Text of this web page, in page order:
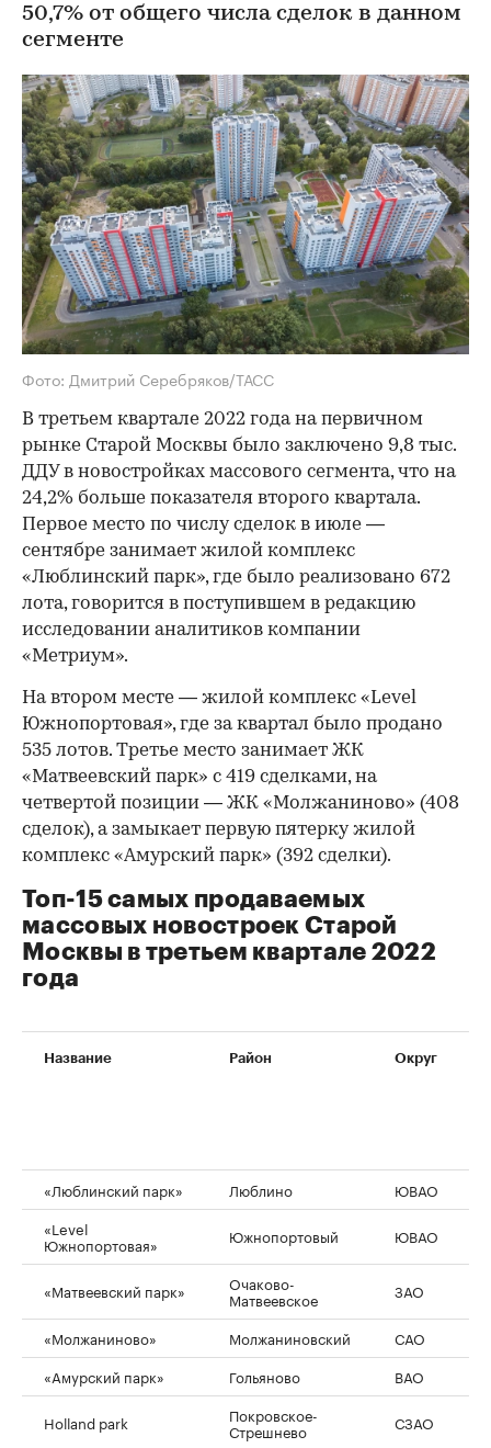
50,7% от общего числа сделок в данном
сегменте
Фото: Дмитрий Серебряков/ТАСС
В третьем квартале 2022 года на первичном
рынке Старой Москвы было заключено 9,8 тыс.
ДДУ в новостройках массового сегмента, что на
24,2% больше показателя второго квартала.
Первое место по числу сделок в июле —
сентябре занимает жилой комплекс
«Люблинский парк», где было реализовано 672
лота, говорится в поступившем в редакцию
исследовании аналитиков компании
«Метриум».
На втором месте — жилой комплекс «Level
Южнопортовая», где за квартал было продано
535 лотов. Третье место занимает ЖК
«Матвеевский парк» с 419 сделками, на
четвертой позиции — ЖК «Молжаниново» (408
сделок), а замыкает первую пятерку жилой
комплекс «Амурский парк» (392 сделки).
Топ-15 самых продаваемых
массовых новостроек Старой
Москвы в третьем квартале 2022
года
Название Район Округ
«Люблинский парк» Люблино ЮВАО
«Level
Южнопортовая» Южнопортовый ЮВАО
«Матвеевский парк» Очаково-
Матвеевское ЗАО
«Молжаниново» Молжаниновский САО
«Амурский парк»
Гольяново ВАО
Holland park Покровское-
Стрешнево СЗАО